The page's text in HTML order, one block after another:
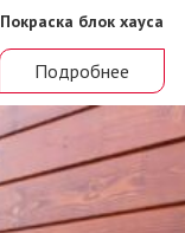
Покраска блок хауса
Подробнее